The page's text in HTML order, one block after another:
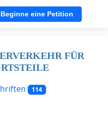
Beginne eine Petition
FÜR
114